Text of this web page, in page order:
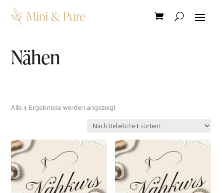
Nähen
Alle 4 Ergebnisse werden angezeigt
sortiert